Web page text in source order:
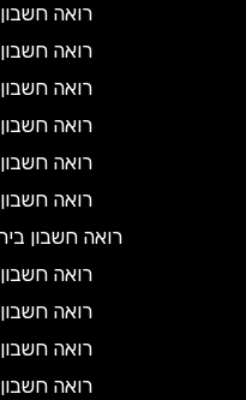
רואה חשבון
רואה חשבון
רואה חשבון
רואה חשבון
רואה חשבון
רואה חשבון
רואה חשבון
רואה חשבון
רואה חשבון
רואה חשבון
רואה חשבון